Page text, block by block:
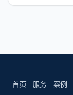
首页 服务 案例